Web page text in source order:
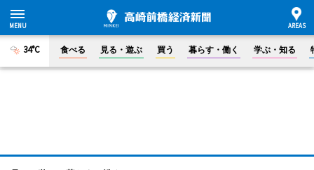
34°C 食べる 見る・遊ぶ 買う 暮らす・働く 学ぶ・知る